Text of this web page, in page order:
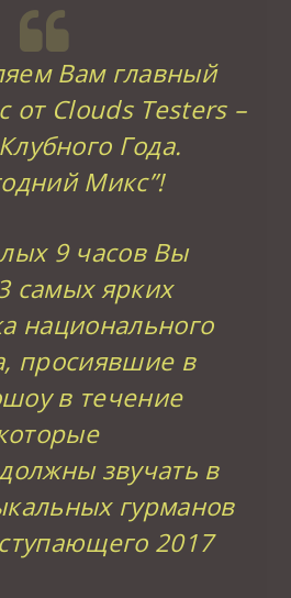
Вам главный
от Clouds Testers –
Года.
Микс”!
9 часов Вы
самых ярких
национального
просиявшие в
в течение
звучать в
гурманов
2017